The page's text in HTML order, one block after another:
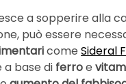
a sopperire alla
può essere
come Sideral
base di ferroe